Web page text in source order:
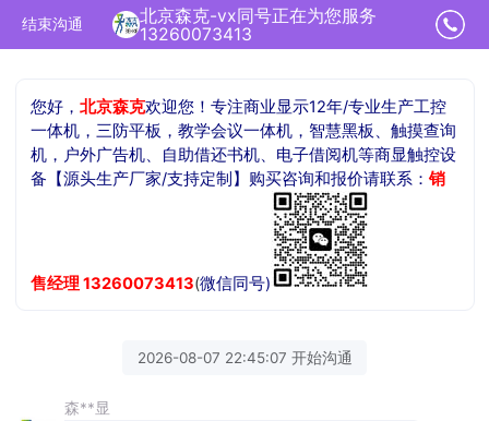
结束沟通
北京森克-vx同号正在为您服务
13260073413
您好，北京森克欢迎您！专注商业显示12年/专业生产工控
一体机，三防平板，教学会议一体机，智慧黑板、触摸查询
机，户外广告机、自助借还书机、电子借阅机等商显触控设
备【源头生产厂家/支持定制】购买咨询和报价请联系：销
售经理13260073413(微信同号)
2026-08-07 22:45:07 开始沟通
森**显